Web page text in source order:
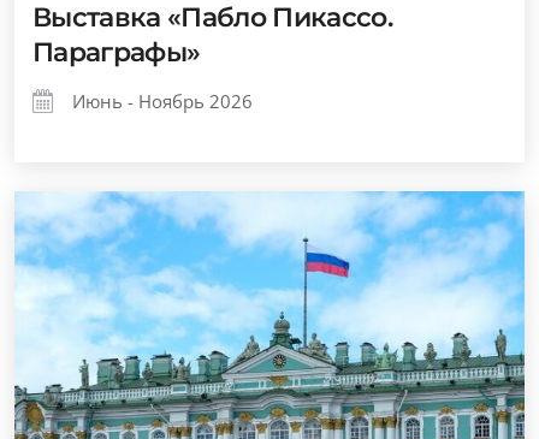
Выставка «Пабло Пикассо.
Параграфы»
Июнь - Ноябрь 2026